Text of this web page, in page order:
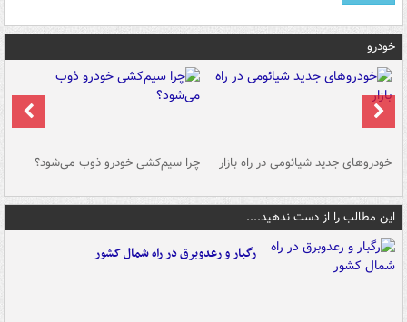
خودرو
خودروهای جدید شیائومی در راه بازار چرا سیم‌کشی خودرو ذوب می‌شود؟
این مطالب را از دست ندهید....
رگبار و رعدوبرق در راه شمال کشور